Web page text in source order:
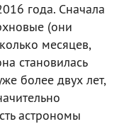
года. Сначала
(они
месяцев,
становилась
более двух лет,
астрономы